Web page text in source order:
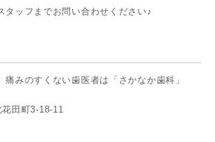
タッフまでお問い合わせください♪
みのすくない歯医者は「 さかなか歯科 」
田町3-18-11